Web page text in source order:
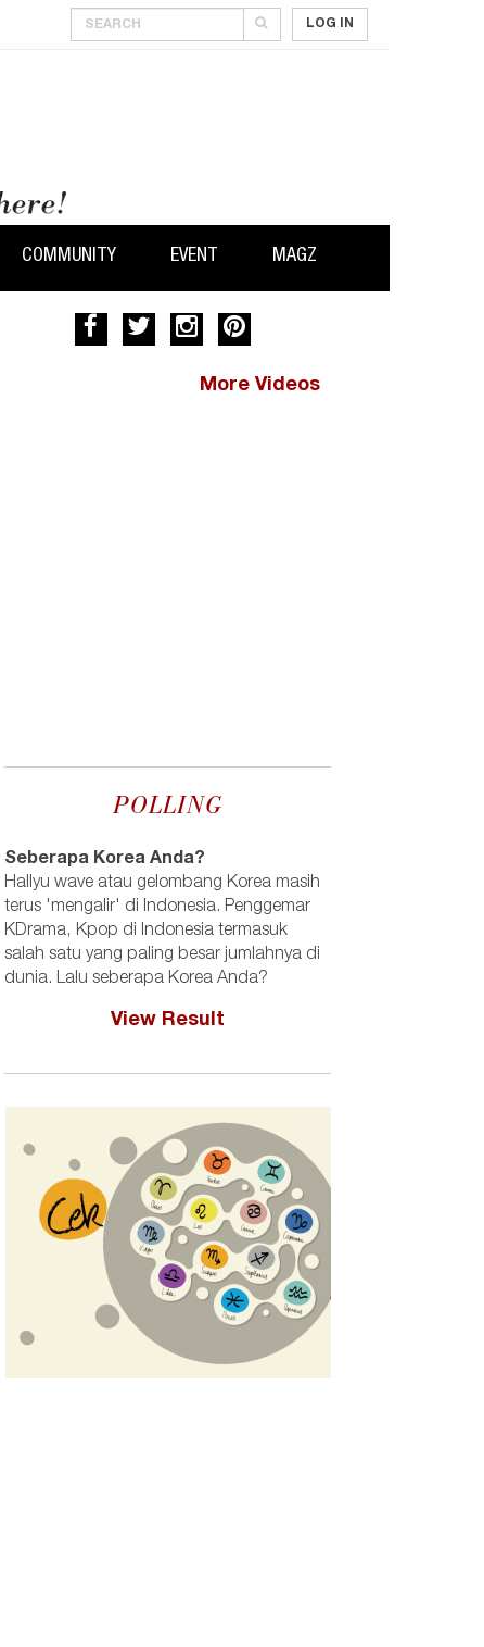
LOG IN
COMMUNITY EVENT MAGZ
More Videos
POLLING
Seberapa Korea Anda?
Hallyu wave atau gelombang Korea masih
terus 'mengalir' di Indonesia. Penggemar
KDrama, Kpop di Indonesia termasuk
salah satu yang paling besar jumlahnya di
dunia. Lalu seberapa Korea Anda?
View Result